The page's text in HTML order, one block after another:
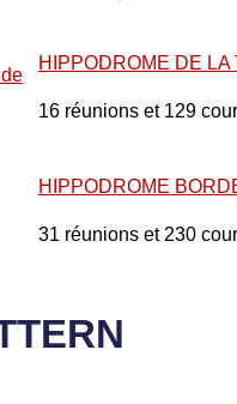
HIPPODROME DE LA
16 réunions et 129
HIPPODROME
31 réunions et 230